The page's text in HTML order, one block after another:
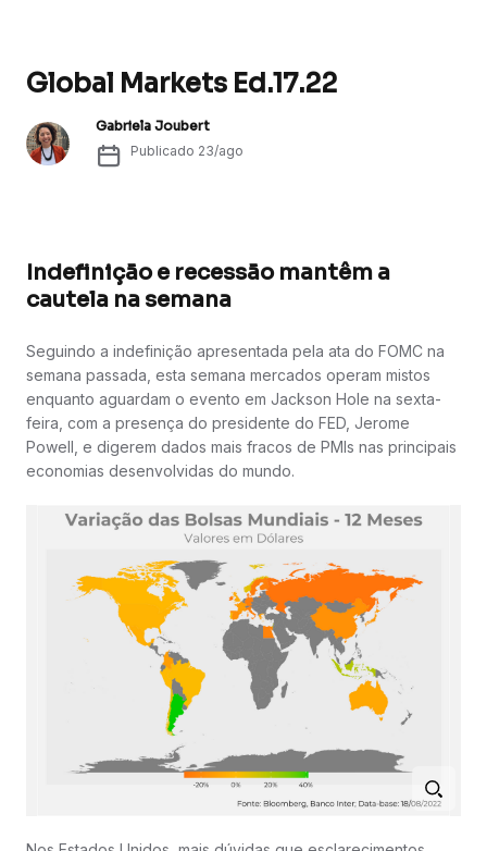
Global Markets Ed.17.22
Gabriela Joubert
Publicado 23/ago
Indefinição e recessão mantêm a
cautela na semana
Seguindo a indefinição apresentada pela ata do FOMC na
semana passada, esta semana mercados operam mistos
enquanto aguardam o evento em Jackson Hole na sexta-
feira, com a presença do presidente do FED, Jerome
Powell, e digerem dados mais fracos de PMIs nas principais
economias desenvolvidas do mundo.